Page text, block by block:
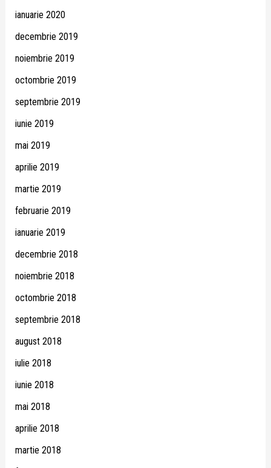
ianuarie 2020
decembrie 2019
noiembrie 2019
octombrie 2019
septembrie 2019
iunie 2019
mai 2019
aprilie 2019
martie 2019
februarie 2019
ianuarie 2019
decembrie 2018
noiembrie 2018
octombrie 2018
septembrie 2018
august 2018
iulie 2018
iunie 2018
mai 2018
aprilie 2018
martie 2018